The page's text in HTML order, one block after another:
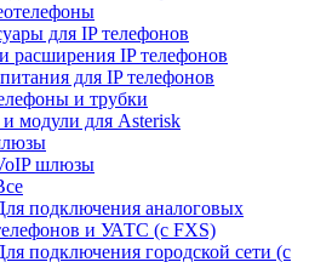
для IP телефонов
расширения IP телефонов
для IP телефонов
и трубки
модули для Asterisk
шлюзы
подключения аналоговых
и УАТС (с FXS)
подключения городской сети (с